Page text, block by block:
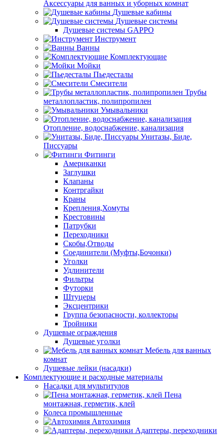
Аксессуары для ванных и уборных комнат
Душевые кабины
Душевые системы
Душевые системы GAPPO
Инструмент
Ванны
Комплектующие
Мойки
Пьедесталы
Смесители
Трубы
металлопластик, полипропилен
Умывальники
Отопление, водоснабжение, канализация
Унитазы, Биде,
Писсуары
Фитинги
Американки
Заглушки
Клапаны
Контргайки
Краны
Крепления,Хомуты
Крестовины
Патрубки
Переходники
Скобы,Отводы
Соединители (Муфты,Бочонки)
Уголки
Удлинители
Фильтры
Футорки
Штуцеры
Эксцентрики
Группа безопасности, коллекторы
Тройники
Душевые ограждения
Душевые уголки
Мебель для ванных
комнат
Душевые лейки (насадки)
Комплектующие и расходные материалы
Насадки для мультитулов
Пена
монтажная, герметик, клей
Колеса промышленные
Автохимия
Адаптеры, переходники